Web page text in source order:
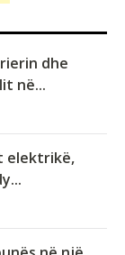
dhe
në...
elektrikë,